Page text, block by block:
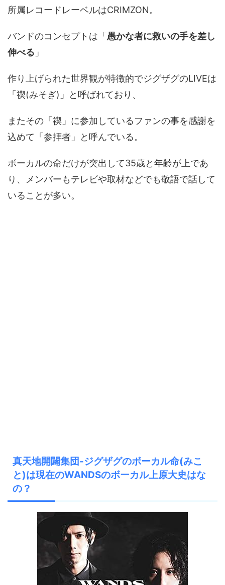
所属レコードレーベルはCRIMZON。
バンドのコンセプトは「 愚かな者に救いの手を差し
伸べる 」
作り上げられた世界観が特徴的でジグザグのLIVEは
「禊(みそぎ)」と呼ばれており、
またその「禊」に参加しているファンの事を感謝を
込めて「参拝者」と呼んでいる。
ボーカルの命だけが突出して35歳と年齢が上であ
り、メンバーもテレビや取材などでも敬語で話して
いることが多い。
真天地開闢集団-ジグザグのボーカル命(みこ
と)は現在のWANDSのボーカル上原大史はな
の？